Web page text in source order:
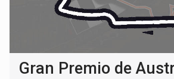
Gran Premio de